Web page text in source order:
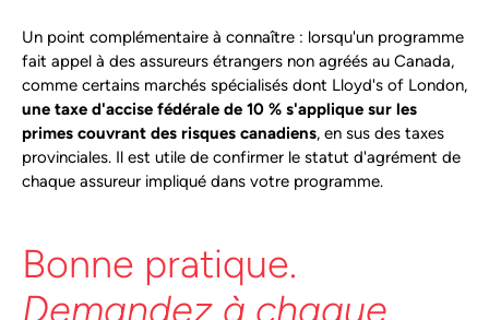
Un point complémentaire à connaître : lorsqu'un programme
fait appel à des assureurs étrangers non agréés au Canada,
comme certains marchés spécialisés dont Lloyd's of London,
une taxe d'accise fédérale de 10 % s'applique sur les
primes couvrant des risques canadiens, en sus des taxes
provinciales. Il est utile de confirmer le statut d'agrément de
chaque assureur impliqué dans votre programme.
Bonne pratique.
Demandez à chaque